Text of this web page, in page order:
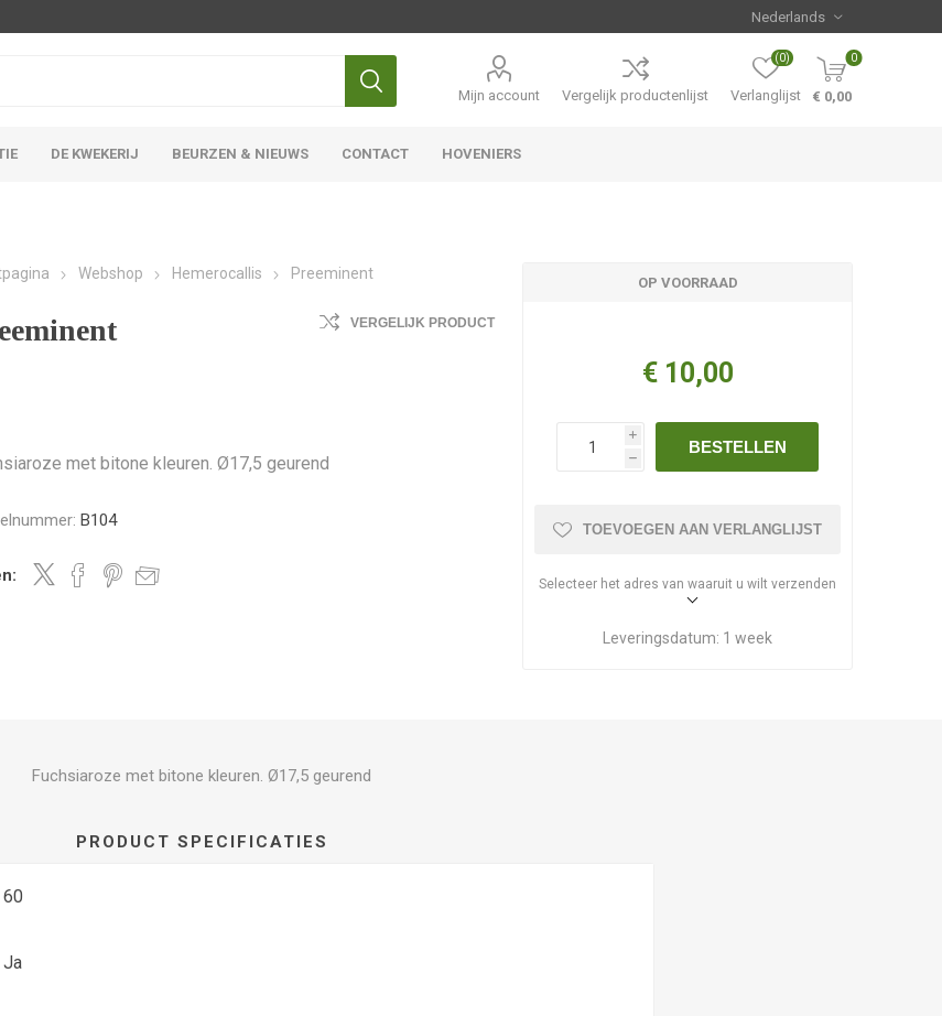
Mijn account Vergelijk productenlijst Verlanglijst
(0) 0
€ 0,00
DE KWEKERIJ BEURZEN & NIEUWS CONTACT HOVENIERS
Webshop Hemerocallis Preeminent
VERGELIJK PRODUCT
met bitone kleuren. Ø17,5 geurend
B104
OP VOORRAAD
€ 10,00
i
h
BESTELLEN
TOEVOEGEN AAN VERLANGLIJST
Selecteer het adres van waaruit u wilt verzenden
Leveringsdatum: 1 week
Fuchsiaroze met bitone kleuren. Ø17,5 geurend
PRODUCT SPECIFICATIES
60
Ja